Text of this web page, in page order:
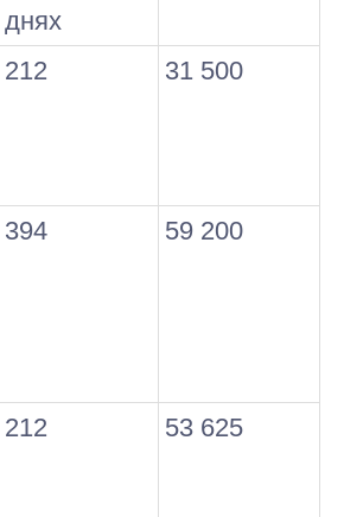
днях
212 31 500
394 59 200
212 53 625